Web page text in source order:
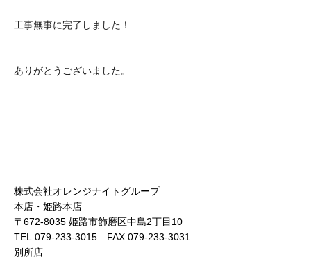
工事無事に完了しました！
ありがとうございました。
株式会社オレンジナイトグループ
本店・姫路本店
〒672-8035 姫路市飾磨区中島2丁目10
TEL.079-233-3015 FAX.079-233-3031
別所店